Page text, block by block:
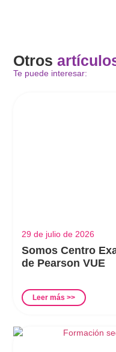
Otros
Te puede interesar:
29 de julio de 2026
Somos Centro
de Pearson VUE
Leer más >>